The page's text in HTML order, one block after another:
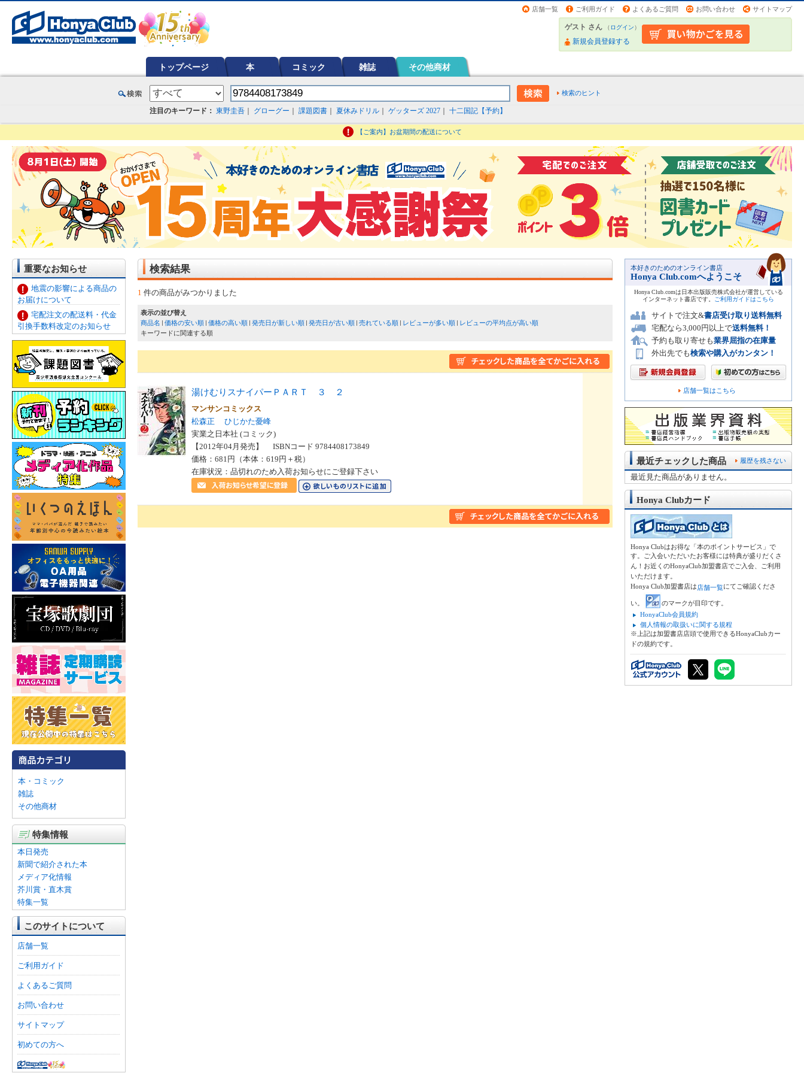
店舗一覧 ご利用ガイド よくあるご質問 お問い合わせ サイトマップ
ゲスト さん （ログイン）
新規会員登録する
トップページ 本 コミック 雑誌 その他商材
検索のヒント
注目のキーワード： 東野圭吾 グローグー 課題図書 夏休みドリル ゲッターズ 2027 十二国記【予約】
【ご案内】お盆期間の配送について
重要なお知らせ
地震の影響による商品の
お届けについて
宅配注文の配送料・代金
引換手数料改定のお知らせ
本・コミック
雑誌
その他商材
特集情報
本日発売
新聞で紹介された本
メディア化情報
芥川賞・直木賞
特集一覧
このサイトについて
店舗一覧
ご利用ガイド
よくあるご質問
お問い合わせ
サイトマップ
初めての方へ
検索結果
1 件の商品がみつかりました
表示の並び替え
商品名
価格の安い順 価格の高い順 発売日が新しい順 発売日が古い順 売れている順 レビューが多い順
レビューの平均点が高い順
キーワードに関連する順
湯けむりスナイパーＰＡＲＴ ３ ２
マンサンコミックス
松森正
ひじかた憂峰
実業之日本社 (コミック)
【2012年04月発売】 ISBNコード 9784408173849
価格：681円（本体：619円＋税）
在庫状況：品切れのため入荷お知らせにご登録下さい
本好きのためのオンライン書店
Honya Club.comへようこそ
Honya Club.comは日本出版販売株式会社が運営している
インターネット書店です。
ご利用ガイドはこちら
サイトで注文&書店受け取り送料無料
宅配なら3,000円以上で送料無料！
予約も取り寄せも業界屈指の在庫量
外出先でも検索や購入がカンタン！
店舗一覧はこちら
履歴を残さない
最近チェックした商品
最近見た商品がありません。
Honya Clubカード
Honya Clubはお得な「本のポイントサービス」で
す。ご入会いただいたお客様には特典が盛りだくさ
ん！お近くのHonyaClub加盟書店でご入会、ご利用
いただけます。
Honya Club加盟書店は店舗一覧にてご確認くださ
い。
のマークが目印です。
HonyaClub会員規約
個人情報の取扱いに関する規程
※上記は加盟書店店頭で使用できるHonyaClubカー
ドの規約です。